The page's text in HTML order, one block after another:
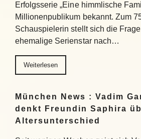
Erfolgsserie „Eine himmlische
Millionenpublikum bekannt. Zum
Schauspielerin stellt sich die
ehemalige Serienstar nach…
Weiterlesen
München News : Vadim
denkt Freundin Saphira
Altersunterschied